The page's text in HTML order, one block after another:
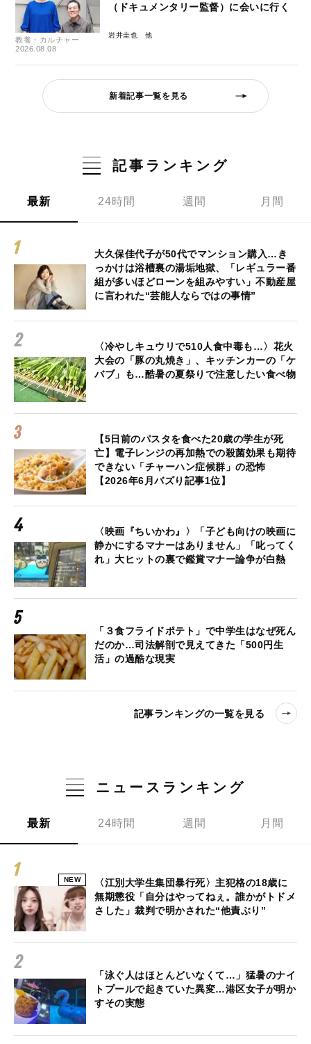
教養・カルチャー
2026.08.08
（ドキュメンタリー監督）に会いに行く
岩井圭也
新着記事一覧を見る
記事ランキング
最新 24時間 週間 月間
大久保佳代子が50代でマンション購入…き
っかけは浴槽裏の湯垢地獄、「レギュラー番
組が多いほどローンを組みやすい」不動産屋
に言われた“芸能人ならではの事情”
〈冷やしキュウリで510人食中毒も…〉花火
大会の「豚の丸焼き」、キッチンカーの「ケ
バブ」も…酷暑の夏祭りで注意したい食べ物
【5日前のパスタを食べた20歳の学生が死
亡】電子レンジの再加熱での殺菌効果も期待
できない「チャーハン症候群」の恐怖
【2026年6月バズり記事1位】
〈映画『ちいかわ』〉「子ども向けの映画に
静かにするマナーはありません」「叱ってく
れ」大ヒットの裏で鑑賞マナー論争が白熱
「３食フライドポテト」で中学生はなぜ死ん
だのか…司法解剖で見えてきた「500円生
活」の過酷な現実
記事ランキングの一覧を見る
ニュースランキング
最新 24時間 週間 月間
NEW
〈江別大学生集団暴行死〉主犯格の18歳に
無期懲役「自分はやってねぇ。誰かがトドメ
さした」裁判で明かされた“他責ぶり”
「泳ぐ人はほとんどいなくて…」猛暑のナイ
トプールで起きていた異変…港区女子が明か
すその実態